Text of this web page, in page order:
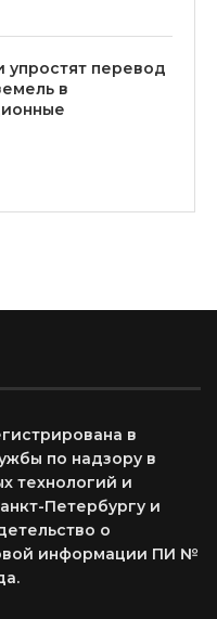
упростят перевод
в
в
по надзору в
технологий и
Петербургу и
о
информации ПИ №